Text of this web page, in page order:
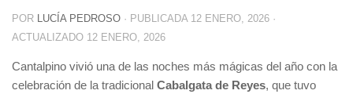
POR LUCÍA PEDROSO · PUBLICADA 12 ENERO, 2026 ·
ACTUALIZADO 12 ENERO, 2026
Cantalpino vivió una de las noches más mágicas del año con la
celebración de la tradicional Cabalgata de Reyes, que tuvo